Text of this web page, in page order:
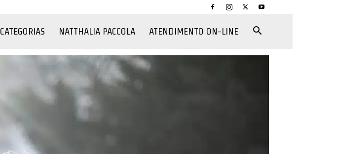
CATEGORIAS NATTHALIA PACCOLA ATENDIMENTO ON-LINE